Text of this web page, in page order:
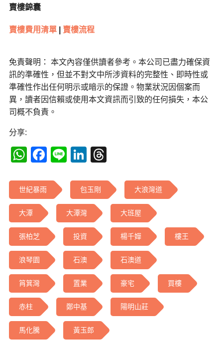
賣樓錦囊
賣樓費用清單| 賣樓流程
免責聲明： 本文內容僅供讀者參考。本公司已盡力確保資
訊的準確性，但並不對文中所涉資料的完整性、即時性或
準確性作出任何明示或暗示的保證。物業狀況因個案而
異，讀者因信賴或使用本文資訊而引致的任何損失，本公
司概不負責。
分享:
WhatsApp
Facebook
LineLinkedIn
世紀暴雨 包玉剛 大浪灣道
大潭 大潭灣 大班屋
張柏芝 投資 楊千嬅 樓王
浪琴園 石澳 石澳道
筲箕灣 置業 豪宅 買樓
赤柱 鄭中基 陽明山莊
馬化騰 黃玉郎